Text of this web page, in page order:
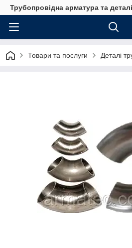
Трубопровідна арматура та
Товари та послуги Деталі